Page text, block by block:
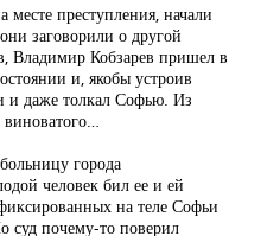
преступления, начали
заговорили о другой
Владимир Кобзарев пришел в
и, якобы устроив
и даже толкал Софью. Из
города
человек бил ее и ей
на теле Софьи
суд почему-то поверил